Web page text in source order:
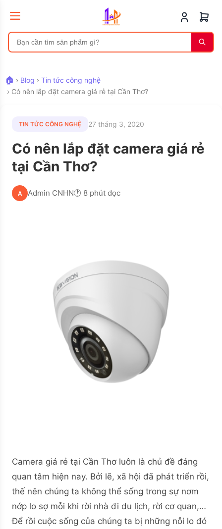
🏠 › Blog › Tin tức công nghệ
› Có nên lắp đặt camera giá rẻ tại Cần Thơ?
TIN TỨC CÔNG NGHỆ 27 tháng 3, 2020
Có nên lắp đặt camera giá rẻ
tại Cần Thơ?
A Admin CNHN🕐 8 phút đọc
Camera giá rẻ tại Cần Thơ luôn là chủ đề đáng
quan tâm hiện nay. Bởi lẽ, xã hội đã phát triển rồi,
thế nên chúng ta không thể sống trong sự nơm
nớp lo sợ mỗi khi rời nhà đi du lịch, rời cơ quan,…
Để rồi cuộc sống của chúng ta bị những nỗi lo đó